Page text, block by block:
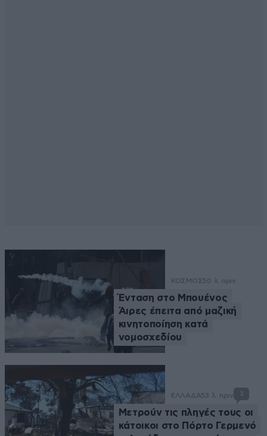
ΚΟΣΜΟΣ50 λ. πριν
Ένταση στο Μπουένος
Άιρες έπειτα από μαζική
κινητοποίηση κατά
νομοσχεδίου
ΕΛΛΑΔΑ53 λ. πριν 3
Μετρούν τις πληγές τους οι
κάτοικοι στο Πόρτο Γερμενό